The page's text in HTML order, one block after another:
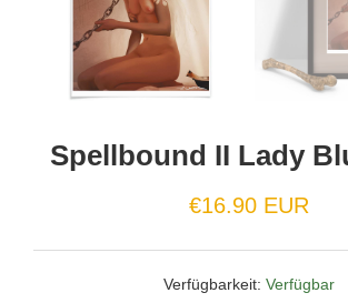
Spellbound II Lady
€16.90 EUR
Verfügbarkeit: Verfügbar